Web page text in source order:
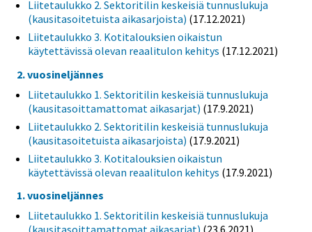
Liitetaulukko 2. Sektoritilin keskeisiä tunnuslukuja
(kausitasoitetuista aikasarjoista) (17.12.2021)
Liitetaulukko 3. Kotitalouksien oikaistun
käytettävissä olevan reaalitulon kehitys (17.12.2021)
2. vuosineljännes
Liitetaulukko 1. Sektoritilin keskeisiä tunnuslukuja
(kausitasoittamattomat aikasarjat) (17.9.2021)
Liitetaulukko 2. Sektoritilin keskeisiä tunnuslukuja
(kausitasoitetuista aikasarjoista) (17.9.2021)
Liitetaulukko 3. Kotitalouksien oikaistun
käytettävissä olevan reaalitulon kehitys (17.9.2021)
1. vuosineljännes
Liitetaulukko 1. Sektoritilin keskeisiä tunnuslukuja